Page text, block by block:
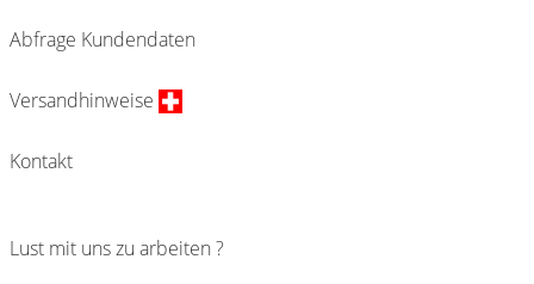
Abfrage Kundendaten
Versandhinweise
Kontakt
Lust mit uns zu arbeiten ?